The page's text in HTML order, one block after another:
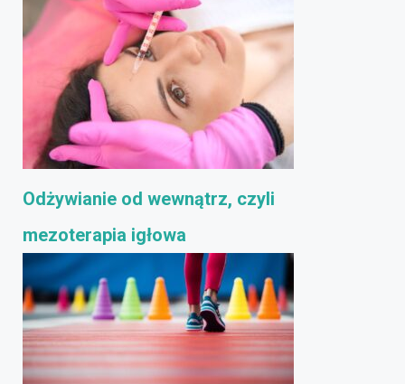
Odżywianie od wewnątrz, czyli
mezoterapia igłowa